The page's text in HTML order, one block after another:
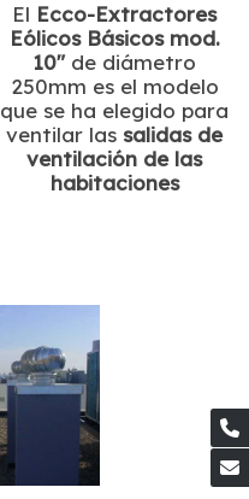
El Ecco-Extractores
Eólicos Básicos mod.
10"de diámetro
250mm es el modelo
que se ha elegido para
ventilar las salidas de
ventilación de las
habitaciones